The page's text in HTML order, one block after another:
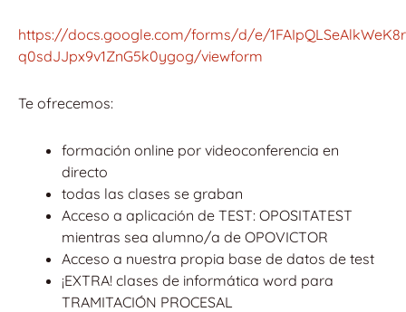
https://docs.google.com/forms/d/e/
q0sdJJpx9v1ZnG5k0ygog/viewform
Te ofrecemos:
formación online por videoconferencia en
directo
todas las clases se graban
Acceso a aplicación de TEST: OPOSITATEST
mientras sea alumno/a de OPOVICTOR
Acceso a nuestra propia base de datos de test
¡EXTRA! clases de informática word para
TRAMITACIÓN PROCESAL